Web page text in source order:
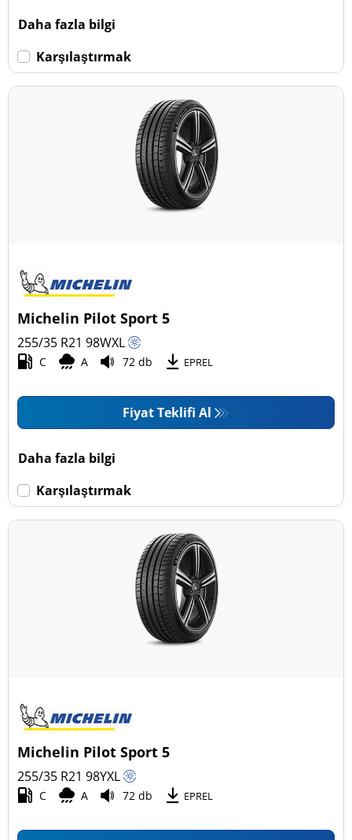
Daha fazla bilgi
Karşılaştırmak
Michelin Pilot Sport 5
255/35 R2198WXL
C A 72 db EPREL
Fiyat Teklifi Al
Daha fazla bilgi
Karşılaştırmak
Michelin Pilot Sport 5
255/35 R2198YXL
C A 72 db EPREL